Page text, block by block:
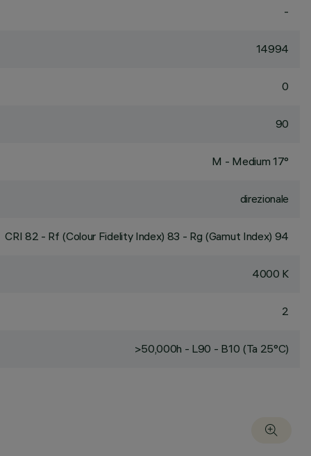
-
14994
0
90
M - Medium 17°
direzionale
CRI 82 - Rf (Colour Fidelity Index) 83 - Rg (Gamut Index) 94
4000 K
2
>50,000h - L90 - B10 (Ta 25°C)